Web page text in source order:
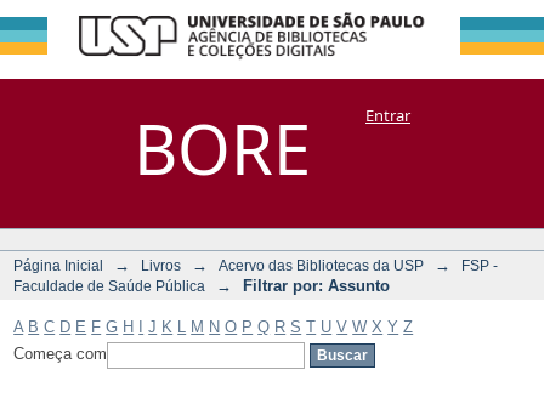
BORE
Filtrar por:
Assunto
DSpace/Manakin + CoriscoEntrar
Página Inicial → Livros → Acervo das Bibliotecas da USP →
FSP -
Faculdade de Saúde Pública
→ Filtrar por: Assunto
A B C D E F G H J K M N O P Q R S T U V W X Y Z
Começa com